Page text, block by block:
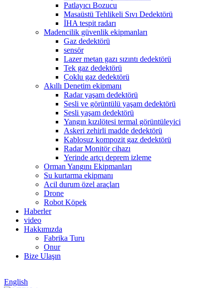
Patlayıcı Bozucu
Masaüstü Tehlikeli Sıvı Dedektörü
İHA tespit radarı
Madencilik güvenlik ekipmanları
Gaz dedektörü
sensör
Lazer metan gazı sızıntı dedektörü
Tek gaz dedektörü
Çoklu gaz dedektörü
Akıllı Denetim ekipmanı
Radar yaşam dedektörü
Sesli ve görüntülü yaşam dedektörü
Sesli yaşam dedektörü
Yangın kızılötesi termal görüntüleyici
Askeri zehirli madde dedektörü
Kablosuz kompozit gaz dedektörü
Radar Monitör cihazı
Yerinde artçı deprem izleme
Orman Yangını Ekipmanları
Su kurtarma ekipmanı
Acil durum özel araçları
Drone
Robot Köpek
Haberler
video
Hakkımızda
Fabrika Turu
Onur
Bize Ulaşın
English